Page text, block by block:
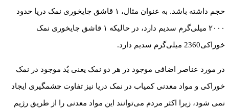
حجم داشته باشد. به عنوان مثال، ۱ قاشق چایخوری نمک دریا حدود
۲۰۰۰ میلی‌گرم سدیم دارد، در حالیکه ۱ قاشق چایخوری نمک
خوراکی2360 میلی‌گرم سدیم دارد.
در مورد عناصر اضافی موجود در هر دو نمک یعنی یُد موجود در نمک
خوراکی و مواد معدنی کمیاب در نمک دریا نیز تفاوت چشمگیری ایجاد
نمی شود، زیرا اکثر مردم می‌توانند این مواد معدنی را از طریق رژیم